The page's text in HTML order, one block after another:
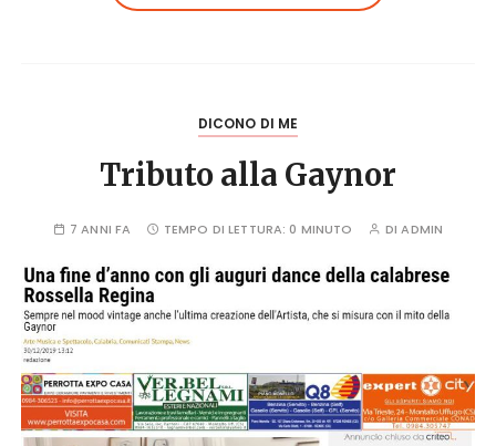
DICONO DI ME
Tributo alla Gaynor
7 ANNI FA TEMPO DI LETTURA: 0 MINUTO DIADMIN